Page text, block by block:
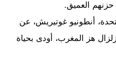
العميق.
أنطونيو غوتيريش، عن
هز المغرب، أودى بحياة